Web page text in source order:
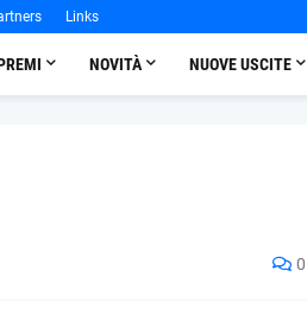
Links
NOVITÀ NUOVE USCITE
0